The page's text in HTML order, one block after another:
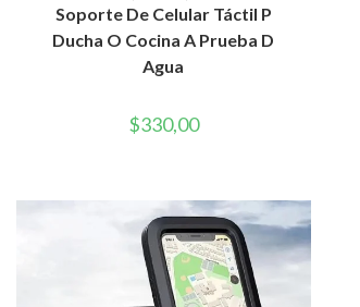
Soporte De Celular Táctil P
Ducha O Cocina A Prueba D
Agua
$330,00